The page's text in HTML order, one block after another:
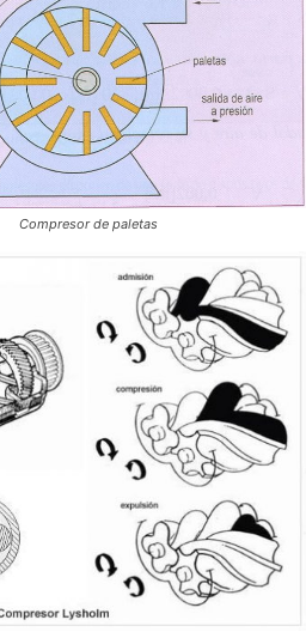
Compresor de paletas